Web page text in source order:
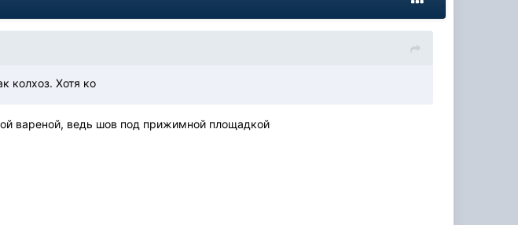
колхоз. Хотя ко
вареной, ведь шов под прижимной площадкой